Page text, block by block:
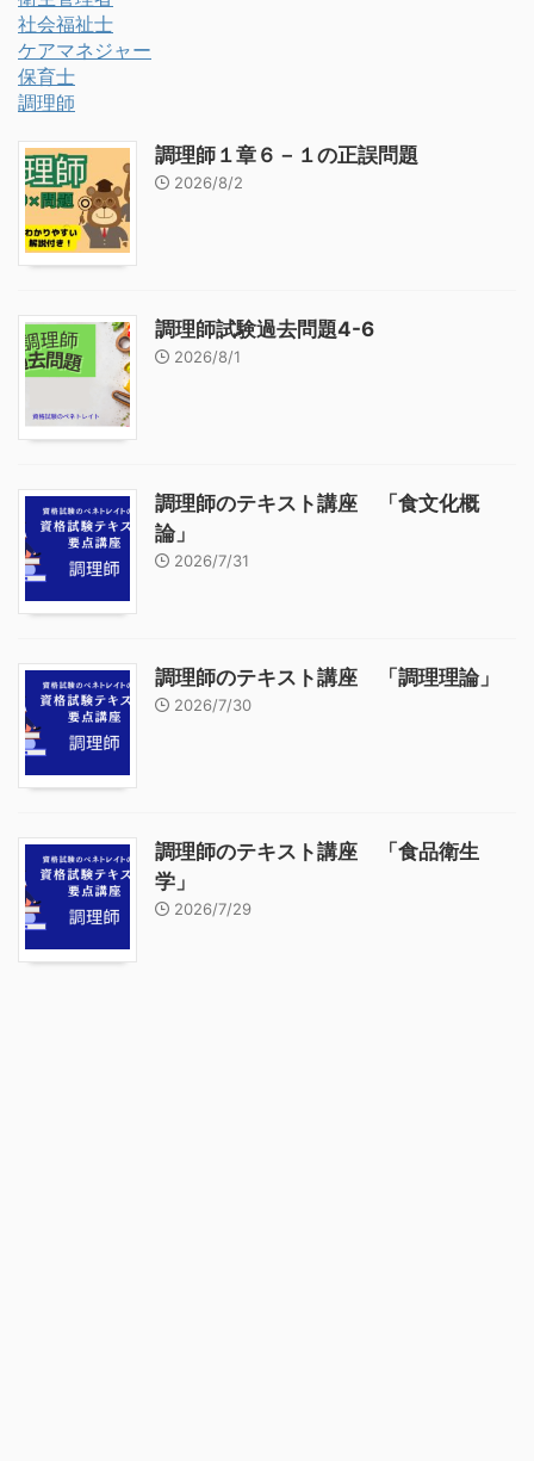
社会福祉士
ケアマネジャー
保育士
調理師
調理師１章６－１の正誤問題
2026/8/2
調理師試験過去問題4-6
2026/8/1
調理師のテキスト講座 「食文化概
論」
2026/7/31
調理師のテキスト講座 「調理理論」
2026/7/30
調理師のテキスト講座 「食品衛生
学」
2026/7/29